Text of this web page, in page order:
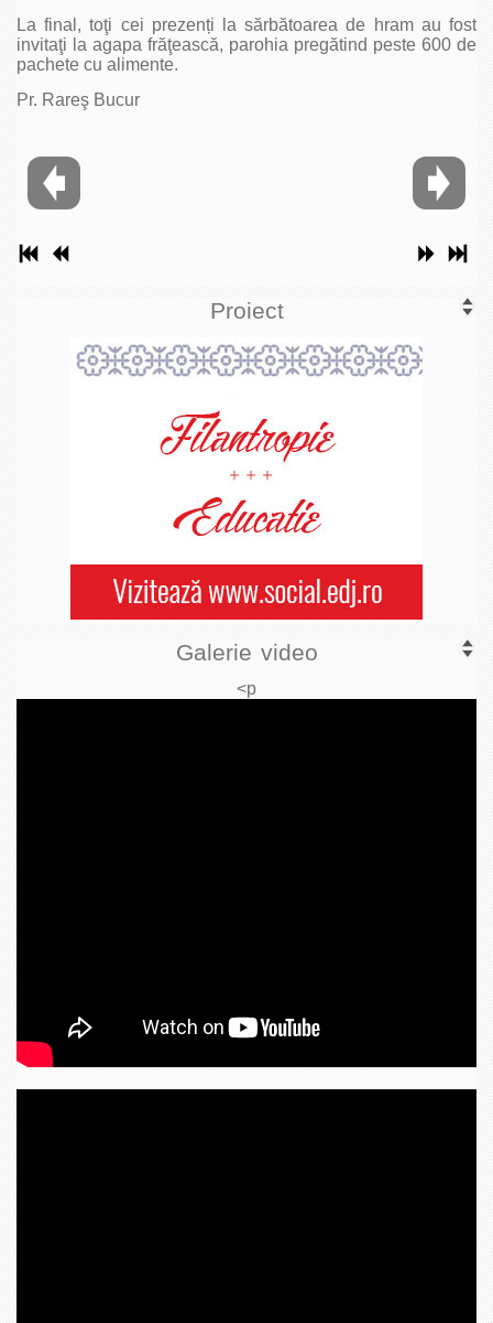
La final, toţi cei prezenți la sărbătoarea de hram au fost
invitaţi la agapa frăţească, parohia pregătind peste 600 de
pachete cu alimente.
Pr. Rareş Bucur
Proiect
Galerie video
<p